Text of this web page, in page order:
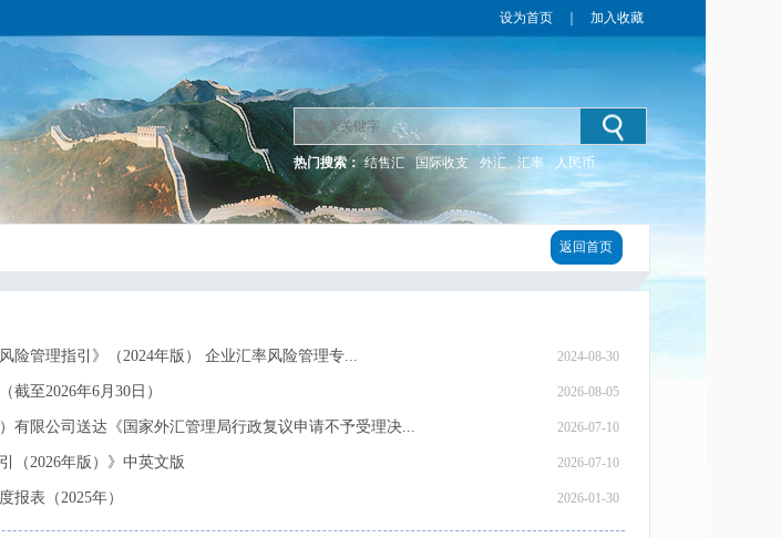
设为首页 加入收藏
热门搜索： 结售汇 国际收支 外汇 汇率 人民币
返回首页
险管理指引》（2024年版） 企业汇率风险管理专... 2024-08-30
至2026年6月30日）​ 2026-08-05
有限公司送达《国家外汇管理局行政复议申请不予受理决... 2026-07-10
（2026年版）》中英文版 2026-07-10
报表（2025年） 2026-01-30